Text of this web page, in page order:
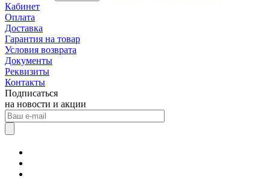
Кабинет
Оплата
Доставка
Гарантия на товар
Условия возврата
Документы
Реквизиты
Контакты
Подписаться
на новости и акции